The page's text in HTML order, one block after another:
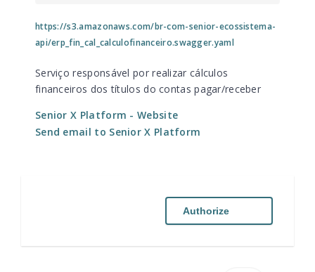
https://s3.amazonaws.com/br-com-senior-ecossistema-
api/erp_fin_cal_calculofinanceiro.swagger.yaml
Serviço responsável por realizar cálculos
financeiros dos títulos do contas pagar/receber
Senior X Platform - Website
Send email to Senior X Platform
Authorize